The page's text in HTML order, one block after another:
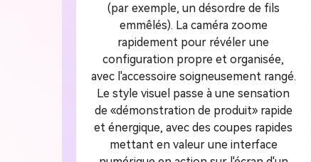
(par exemple, un désordre de fils
emmêlés). La caméra zoome
rapidement pour révéler une
configuration propre et organisée,
avec l'accessoire soigneusement rangé.
Le style visuel passe à une sensation
de «démonstration de produit» rapide
et énergique, avec des coupes rapides
mettant en valeur une interface